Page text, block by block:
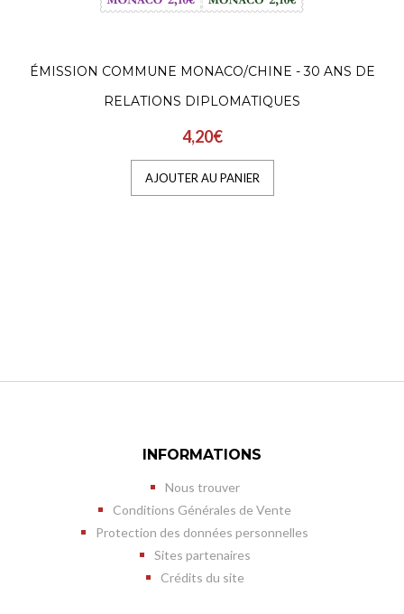
ÉMISSION COMMUNE MONACO/CHINE - 30 ANS DE
RELATIONS DIPLOMATIQUES
4,20€
AJOUTER AU PANIER
INFORMATIONS
Nous trouver
Conditions Générales de Vente
Protection des données personnelles
Sites partenaires
Crédits du site